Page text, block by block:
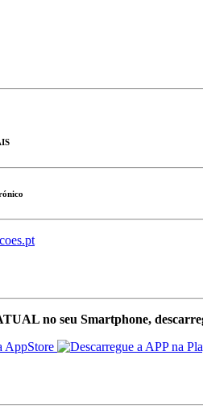
no seu Smartphone,